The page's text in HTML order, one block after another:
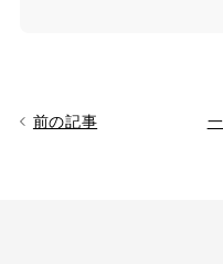
前の記事